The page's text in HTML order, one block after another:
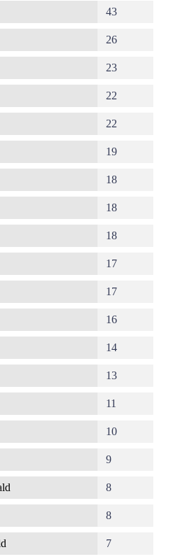
43
26
23
22
22
19
18
18
18
17
17
16
14
13
11
10
9
8
8
7